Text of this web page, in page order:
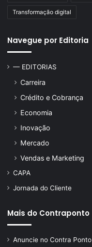
Transformação digital
Navegue por Editoria
— EDITORIAS
Carreira
Crédito e Cobrança
Economia
Inovação
Mercado
Vendas e Marketing
CAPA
Jornada do Cliente
Mais do Contraponto
Anuncie no Contra Ponto